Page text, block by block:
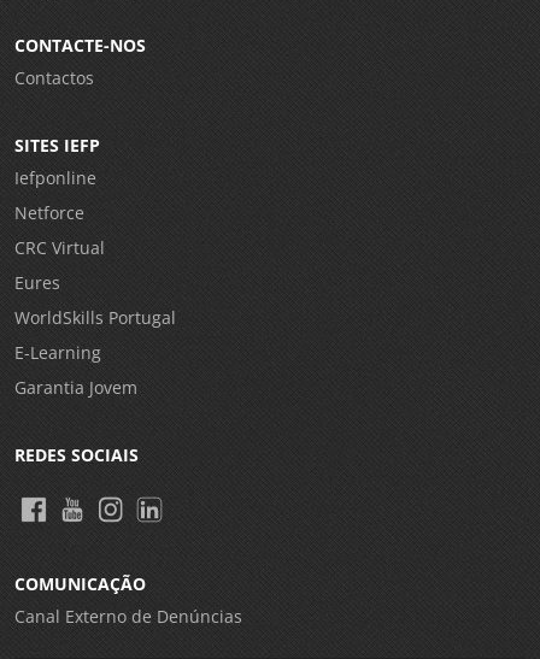
CONTACTE-NOS
Contactos
SITES IEFP
Iefponline
Netforce
CRC Virtual
Eures
WorldSkills Portugal
E-Learning
Garantia Jovem
REDES SOCIAIS
COMUNICAÇÃO
Canal Externo de Denúncias